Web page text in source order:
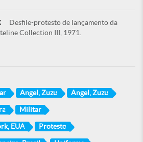
Desfile-protesto de lançamento da
Collection III, 1971.
Angel, Zuzu Angel, Zuzu
Militar
EUA Protesto